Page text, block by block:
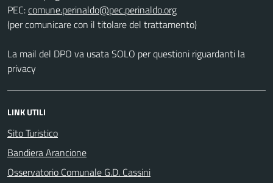
PEC:
(per comunicare con il titolare del trattamento)
La mail del DPO va usata SOLO per questioni riguardanti la
privacy
LINK UTILI
Sito Turistico
Bandiera Arancione
Osservatorio Comunale G.D. Cassini